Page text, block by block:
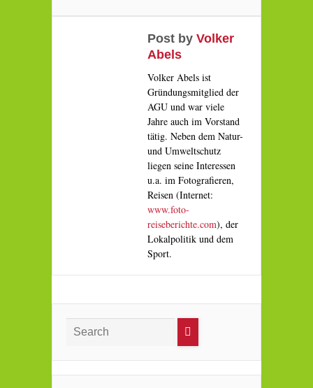
Post by Volker
Abels
Volker Abels ist
Gründungsmitglied der
AGU und war viele
Jahre auch im Vorstand
tätig. Neben dem Natur-
und Umweltschutz
liegen seine Interessen
u.a. im Fotografieren,
Reisen (Internet:
www.foto-
reiseberichte.com), der
Lokalpolitik und dem
Sport.